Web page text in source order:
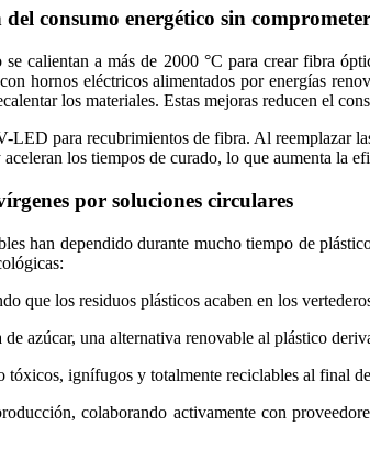
consumo energético sin
calientan a más de 2000 °C para crear fibra
hornos eléctricos alimentados por energías
los materiales. Estas mejoras reducen el
para recubrimientos de fibra. Al reemplazar
los tiempos de curado, lo que aumenta la
por soluciones circulares
han dependido durante mucho tiempo de
que los residuos plásticos acaben en los
azúcar, una alternativa renovable al plástico
ignífugos y totalmente reciclables al final
colaborando activamente con